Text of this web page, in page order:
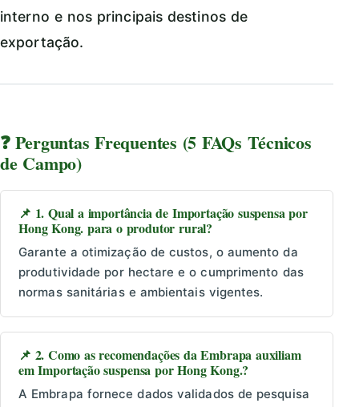
interno e nos principais destinos de
exportação.
❓ Perguntas Frequentes (5 FAQs Técnicos
de Campo)
📌 1. Qual a importância de Importação suspensa por
Hong Kong. para o produtor rural?
Garante a otimização de custos, o aumento da
produtividade por hectare e o cumprimento das
normas sanitárias e ambientais vigentes.
📌 2. Como as recomendações da Embrapa auxiliam
em Importação suspensa por Hong Kong.?
A Embrapa fornece dados validados de pesquisa